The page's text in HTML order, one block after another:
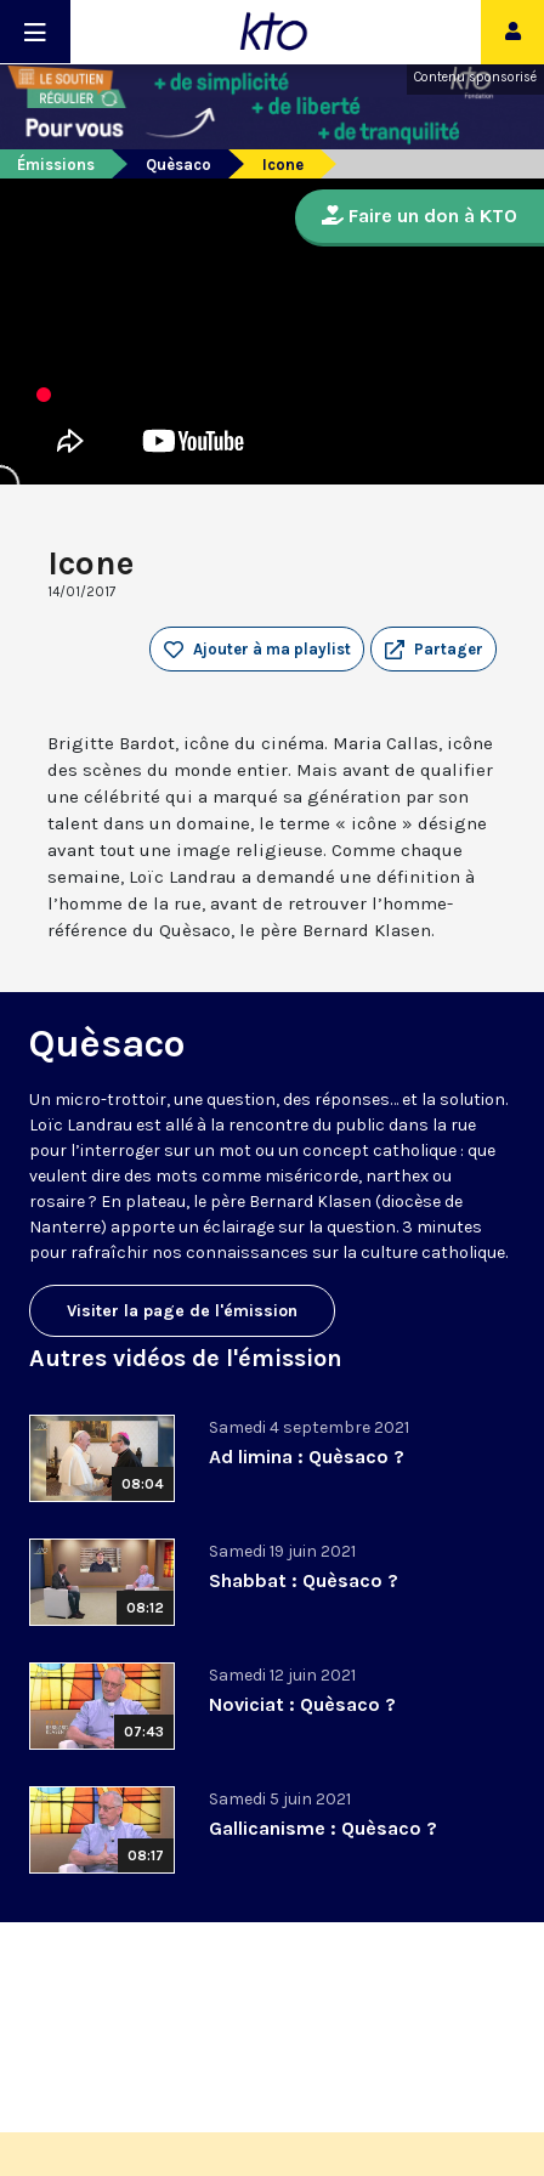
Contenu sponsorisé
Émissions Quèsaco Icone
Icone
14/01/2017
Partager
Ajouter à ma playlist
Brigitte Bardot, icône du cinéma. Maria Callas, icône
des scènes du monde entier. Mais avant de qualifier
une célébrité qui a marqué sa génération par son
talent dans un domaine, le terme « icône » désigne
avant tout une image religieuse. Comme chaque
semaine, Loïc Landrau a demandé une définition à
l’homme de la rue, avant de retrouver l’homme-
référence du Quèsaco, le père Bernard Klasen.
Quèsaco
Un micro-trottoir, une question, des réponses… et la solution.
Loïc Landrau est allé à la rencontre du public dans la rue
pour l’interroger sur un mot ou un concept catholique : que
veulent dire des mots comme miséricorde, narthex ou
rosaire ? En plateau, le père Bernard Klasen (diocèse de
Nanterre) apporte un éclairage sur la question. 3 minutes
pour rafraîchir nos connaissances sur la culture catholique.
Visiter la page de l'émission
Autres vidéos de l'émission
08:04
Samedi 4 septembre 2021
Ad limina : Quèsaco ?
08:12
Samedi 19 juin 2021
Shabbat : Quèsaco ?
07:43
Samedi 12 juin 2021
Noviciat : Quèsaco ?
08:17
Samedi 5 juin 2021
Gallicanisme : Quèsaco ?
Faire un don à KTO